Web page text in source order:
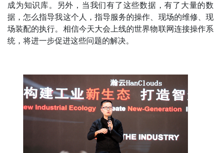
成为知识库。另外，当我们有了这些数据，有了大量的数
据，怎么指导我这个人，指导服务的操作、现场的维修、现
场装配的执行。相信今天大会上线的世界物联网连接操作系
统，将进一步促进这些问题的解决。